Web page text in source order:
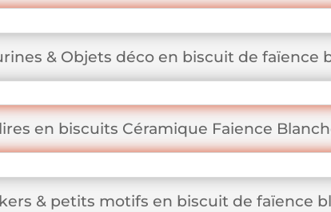
& Objets déco en biscuit de faïence
en biscuits Céramique Faience
& petits motifs en biscuit de faïence